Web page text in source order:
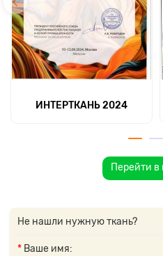
ИНТЕРТКАНЬ 2024
Перейти в
Не нашли нужную ткань?
Ваше имя: